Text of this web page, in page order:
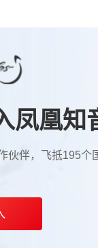
凤凰知
伙伴，飞抵195个